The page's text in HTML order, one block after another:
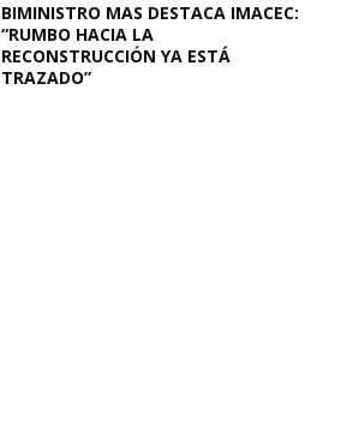
BIMINISTRO MAS DESTACA IMACEC:
“RUMBO HACIA LA
RECONSTRUCCIÓN YA ESTÁ
TRAZADO”